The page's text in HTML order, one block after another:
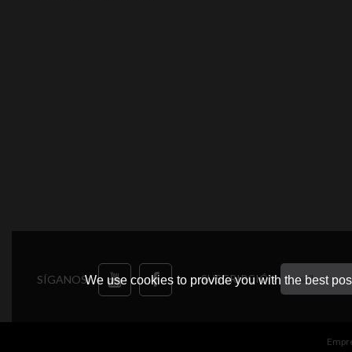
SÍGANOS: SUSCRIPCIÓN
We use cookies to provide you with the best